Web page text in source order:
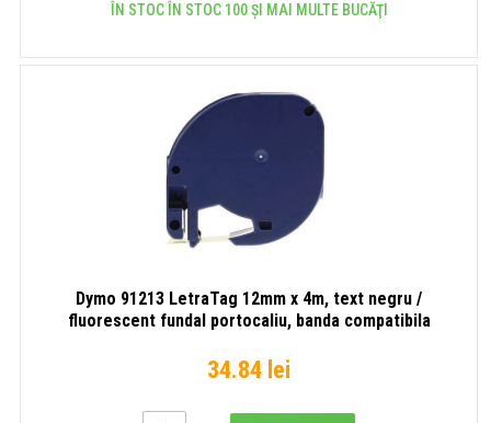
ÎN STOC ÎN STOC 100 ȘI MAI MULTE BUCĂŢI
Dymo 91213 LetraTag 12mm x 4m, text negru /
fluorescent fundal portocaliu, banda compatibila
34.84 lei